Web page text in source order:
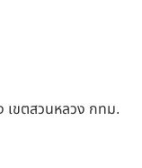
เขตสวนหลวง กทม.